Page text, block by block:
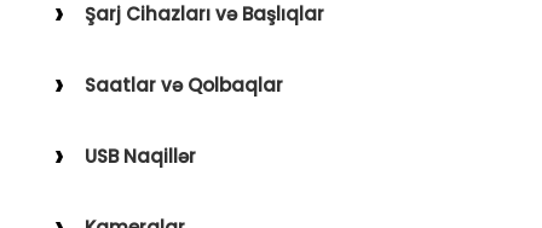
Şarj Cihazları və Başlıqlar
Saatlar və Qolbaqlar
Saat Qolbaqları
USB Naqillər